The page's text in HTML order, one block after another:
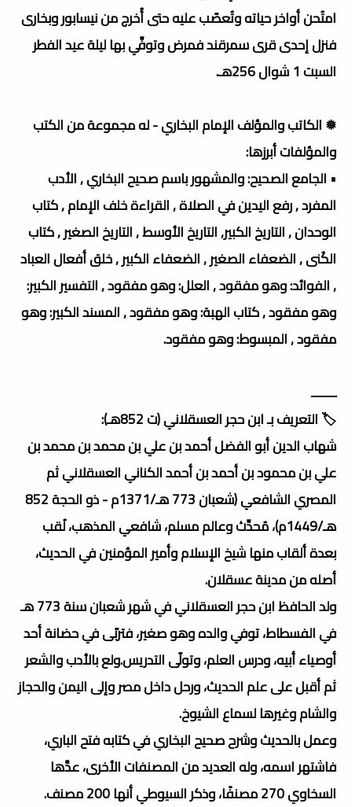
امتُحن أواخر حياته وتُعصّب عليه حتى أُخرج من نيسابور وبخارى
فنزل إحدى قرى سمرقند فمرض وتوفِّي بها ليلة عيد الفطر
السبت 1 شوال 256هـ.
❅ الكاتب والمؤلف الإمام البخاري - له مجموعة من الكتب
والمؤلفات أبرزها:
• الجامع الصحيح: والمشهور باسم صحيح البخاري , الأدب
المفرد , رفع اليدين في الصلاة , القراءة خلف الإمام , كتاب
الوحدان , التاريخ الكبير, التاريخ الأوسط , التاريخ الصغير , كتاب
الكُنى , الضعفاء الصغير , الضعفاء الكبير , خلق أفعال العباد
, الفوائد: وهو مفقود , العلل: وهو مفقود , التفسير الكبير:
وهو مفقود , كتاب الهبة: وهو مفقود , المسند الكبير: وهو
مفقود , المبسوط: وهو مفقود.
ــــــــ
🏷️ التعريف بـ ابن حجر العسقلاني (ت 852هـ):
شهاب الدين أبو الفضل أحمد بن علي بن محمد بن محمد بن
علي بن محمود بن أحمد بن أحمد الكناني العسقلاني ثم
المصري الشافعي (شعبان 773 هـ/1371م - ذو الحجة 852
هـ/1449م)، مُحدِّث وعالم مسلم، شافعي المذهب، لُقب
بعدة ألقاب منها شيخ الإسلام وأمير المؤمنين في الحديث،
أصله من مدينة عسقلان.
ولد الحافظ ابن حجر العسقلاني في شهر شعبان سنة 773 هـ
في الفسطاط، توفي والده وهو صغير، فتربّى في حضانة أحد
أوصياء أبيه، ودرس العلم، وتولّى التدريس.ولع بالأدب والشعر
ثم أقبل على علم الحديث، ورحل داخل مصر وإلى اليمن والحجاز
والشام وغيرها لسماع الشيوخ.
وعمل بالحديث وشرح صحيح البخاري في كتابه فتح الباري،
فاشتهر اسمه، وله العديد من المصنفات الأخرى، عدَّها
السخاوي 270 مصنفًا، وذكر السيوطي أنها 200 مصنف.